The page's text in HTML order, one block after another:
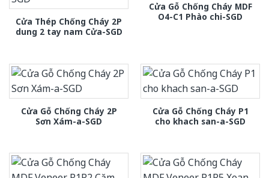
Cửa Thép Chống Cháy 2P
dung 2 tay nam Cửa-SGD
Cửa Gỗ Chống Cháy MDF
O4-C1 Phào chi-SGD
Cửa Gỗ Chống Cháy 2P
Sơn Xám-a-SGD
Cửa Gỗ Chống Cháy P1
cho khach san-a-SGD